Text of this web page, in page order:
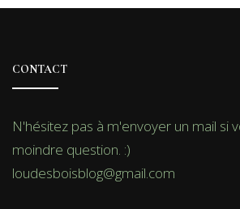
CONTACT
N'hésitez pas à m'envoyer un mail si
moindre question. :)
loudesboisblog@gmail.com